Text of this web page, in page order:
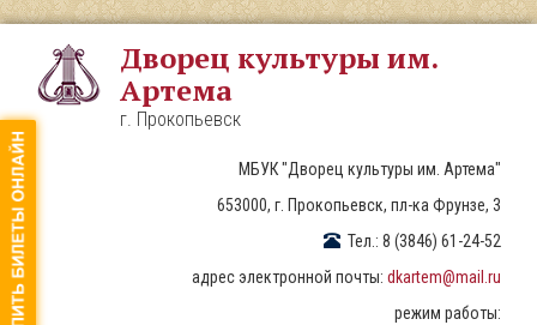
Перейти
основному
содержанию
Дворец культуры им.
Артема
г. Прокопьевск
МБУК "Дворец культуры им. Артема"
653000, г. Прокопьевск, пл-ка Фрунзе, 3
Тел.: 8 (3846) 61-24-52
адрес электронной почты: dkartem@mail.ru
режим работы: